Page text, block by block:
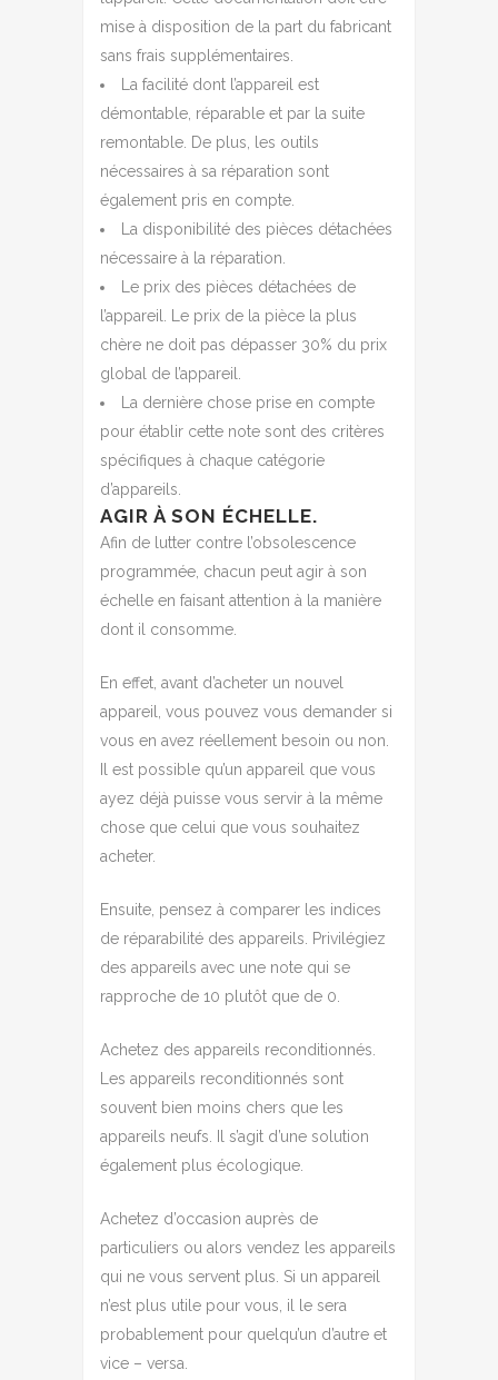
mise à disposition de la part du fabricant
sans frais supplémentaires.
La facilité dont l’appareil est
démontable, réparable et par la suite
remontable. De plus, les outils
nécessaires à sa réparation sont
également pris en compte.
La disponibilité des pièces détachées
nécessaire à la réparation.
Le prix des pièces détachées de
l’appareil. Le prix de la pièce la plus
chère ne doit pas dépasser 30% du prix
global de l’appareil.
La dernière chose prise en compte
pour établir cette note sont des critères
spécifiques à chaque catégorie
d’appareils.
AGIR À SON ÉCHELLE.
Afin de lutter contre l’obsolescence
programmée, chacun peut agir à son
échelle en faisant attention à la manière
dont il consomme.
En effet, avant d’acheter un nouvel
appareil, vous pouvez vous demander si
vous en avez réellement besoin ou non.
Il est possible qu’un appareil que vous
ayez déjà puisse vous servir à la même
chose que celui que vous souhaitez
acheter.
Ensuite, pensez à comparer les indices
de réparabilité des appareils. Privilégiez
des appareils avec une note qui se
rapproche de 10 plutôt que de 0.
Achetez des appareils reconditionnés.
Les appareils reconditionnés sont
souvent bien moins chers que les
appareils neufs. Il s’agit d’une solution
également plus écologique.
Achetez d’occasion auprès de
particuliers ou alors vendez les appareils
qui ne vous servent plus. Si un appareil
n’est plus utile pour vous, il le sera
probablement pour quelqu’un d’autre et
vice – versa.